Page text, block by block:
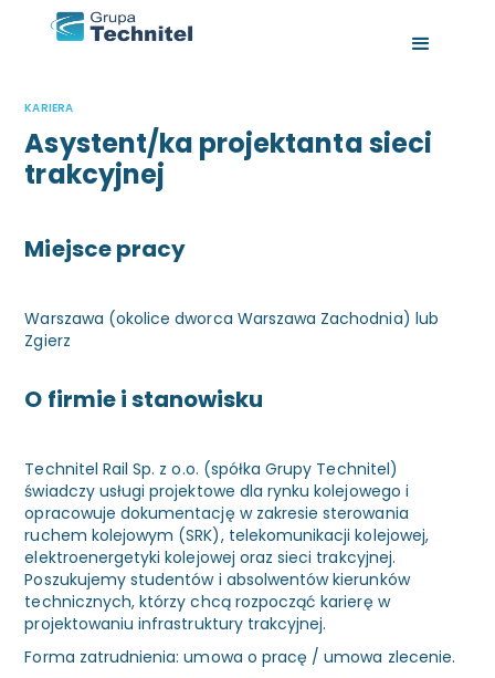
KARIERA
Asystent/ka projektanta sieci
trakcyjnej
Miejsce pracy
Warszawa (okolice dworca Warszawa Zachodnia) lub
Zgierz
O firmie i stanowisku
Technitel Rail Sp. z o.o. (spółka Grupy Technitel)
świadczy usługi projektowe dla rynku kolejowego i
opracowuje dokumentację w zakresie sterowania
ruchem kolejowym (SRK), telekomunikacji kolejowej,
elektroenergetyki kolejowej oraz sieci trakcyjnej.
Poszukujemy studentów i absolwentów kierunków
technicznych, którzy chcą rozpocząć karierę w
projektowaniu infrastruktury trakcyjnej.
Forma zatrudnienia: umowa o pracę / umowa zlecenie.